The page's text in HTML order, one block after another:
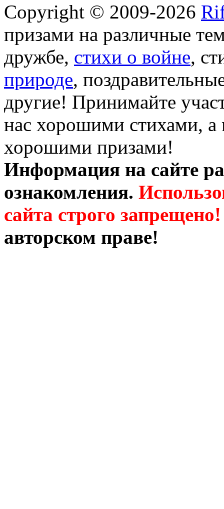
Copyright © 2009-2026
призами на различные
дружбе, стихи о войне,
природе,
другие! Принимайте
нас хорошими стихами, а
хорошими призами!
Информация на сайте
ознакомления.
сайта строго запрещено!
авторском праве!